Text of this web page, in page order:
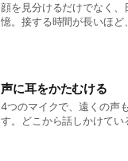
顔を見分けるだけでなく
憶。接する時間が長いほど
声に耳をかたむける
4つのマイクで、遠くの声
す。どこから話しかけてい